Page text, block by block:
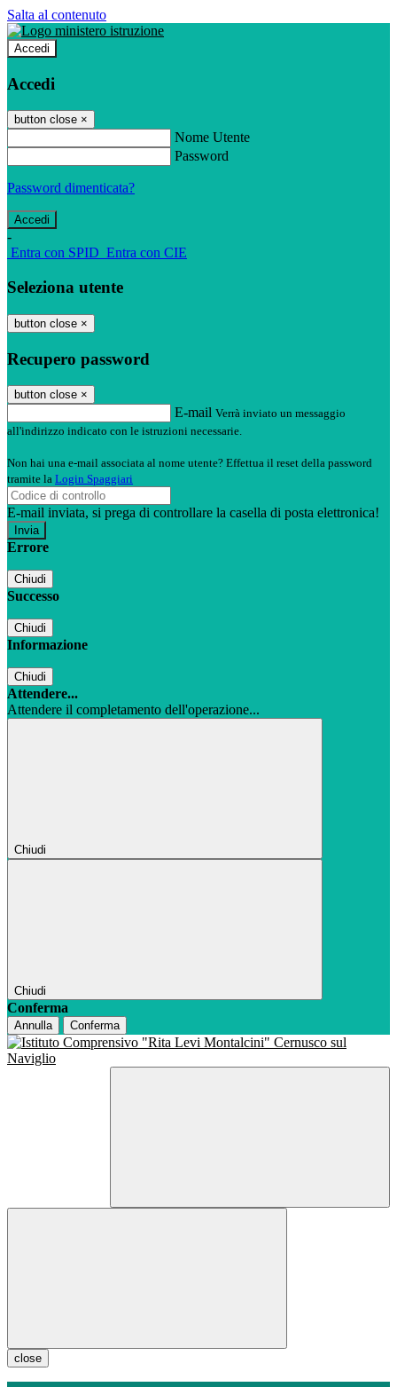
Salta al contenuto
Accedi
Accedi
button close ×
Nome Utente
Password
Password dimenticata?
-
Entra con SPID Entra con CIE
Seleziona utente
button close ×
Recupero password
button close ×
E-mail Verrà inviato un messaggio
all'indirizzo indicato con le istruzioni necessarie.
Non hai una e-mail associata al nome utente? Effettua il reset della password
tramite la Login Spaggiari
E-mail inviata, si prega di controllare la casella di posta elettronica!
Errore
Chiudi
Successo
Chiudi
Informazione
Chiudi
Attendere...
Attendere il completamento dell'operazione...
Chiudi
Chiudi
Conferma
Annulla Conferma
close